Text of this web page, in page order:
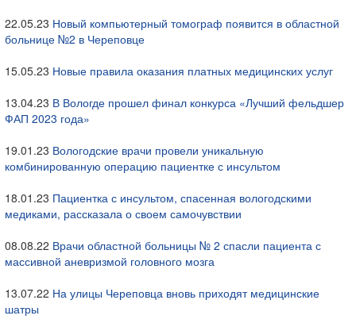
22.05.23 Новый компьютерный томограф появится в областной
больнице №2 в Череповце
15.05.23 Новые правила оказания платных медицинских услуг
13.04.23 В Вологде прошел финал конкурса «Лучший фельдшер
ФАП 2023 года»
19.01.23 Вологодские врачи провели уникальную
комбинированную операцию пациентке с инсультом
18.01.23 Пациентка с инсультом, спасенная вологодскими
медиками, рассказала о своем самочувствии
08.08.22 Врачи областной больницы № 2 спасли пациента с
массивной аневризмой головного мозга
13.07.22 На улицы Череповца вновь приходят медицинские
шатры